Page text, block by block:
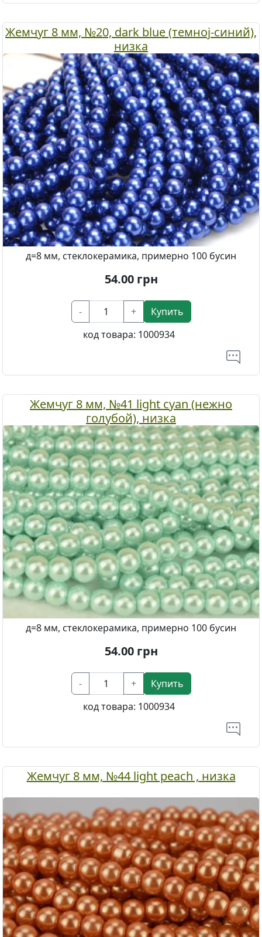
Жемчуг 8 мм, №20, dark blue (темноj-синий),
низка
д=8 мм, стеклокерамика, примерно 100 бусин
54.00грн
- +
Купить
код товара: 1000934
Жемчуг 8 мм, №41 light cyan (нежно
голубой), низка
д=8 мм, стеклокерамика, примерно 100 бусин
54.00грн
- +
Купить
код товара: 1000934
Жемчуг 8 мм, №44 light peach , низка